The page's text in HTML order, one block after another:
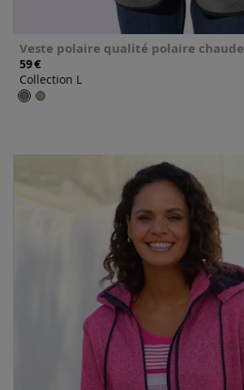
Veste polaire qualité polaire chaude
59€
Collection L